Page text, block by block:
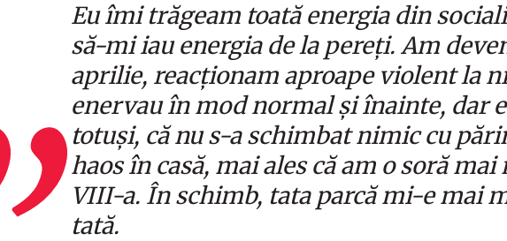
Eu îmi trăgeam toată energia din
să-mi iau energia de la pereți. Am
aprilie, reacționam aproape violent la
enervau în mod normal și înainte, dar
totuși, că nu s-a schimbat nimic cu
haos în casă, mai ales că am o soră mai
VIII-a. În schimb, tata parcă mi-e mai
tată.